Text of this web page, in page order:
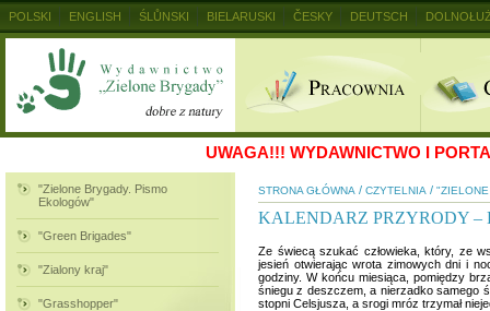
UWAGA!!! WYDAWNICTWO I
"Zielone Brygady. Pismo
Ekologów"
"Green Brigades"
"Zialony kraj"
"Grasshopper"
STRONA GŁÓWNA / CZYTELNIA /
KALENDARZ PRZYRODY –
Ze świecą szukać człowieka, który, ze
jesień otwierając wrota zimowych dni i
godziny. W końcu miesiąca, pomiędzy
śniegu z deszczem, a nierzadko samego
stopni Celsjusza, a srogi mróz trzymał
POLSKI ENGLISH ŚLŮNSKI BIELARUSKI ČESKY DEUTSCH